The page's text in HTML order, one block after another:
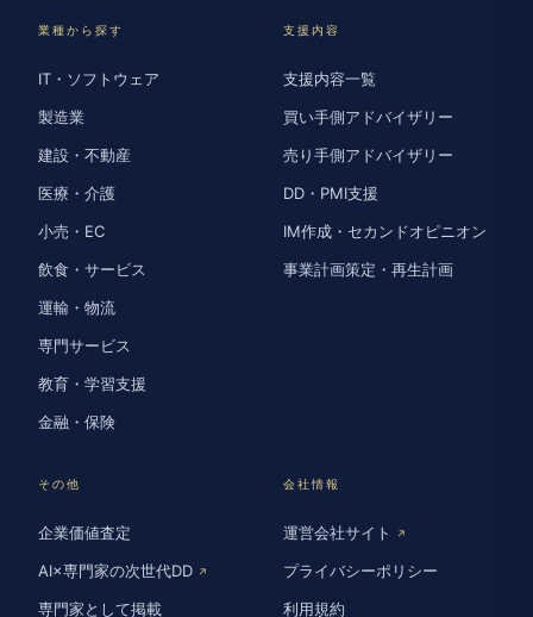
業種から探す
IT・ソフトウェア
製造業
建設・不動産
医療・介護
小売・EC
飲食・サービス
運輸・物流
専門サービス
教育・学習支援
金融・保険
支援内容
支援内容一覧
買い手側アドバイザリー
売り手側アドバイザリー
DD・PMI支援
IM作成・セカンドオピニオン
事業計画策定・再生計画
その他
企業価値査定
AI×専門家の次世代DD ↗
専門家として掲載
会社情報
運営会社サイト ↗
プライバシーポリシー
利用規約